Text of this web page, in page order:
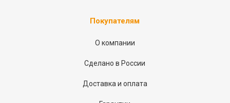
Покупателям
О компании
Сделано в России
Доставка и оплата